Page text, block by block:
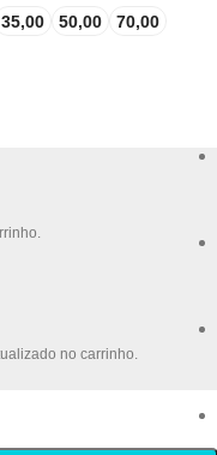
35,00 50,00
70,00
no carrinho.